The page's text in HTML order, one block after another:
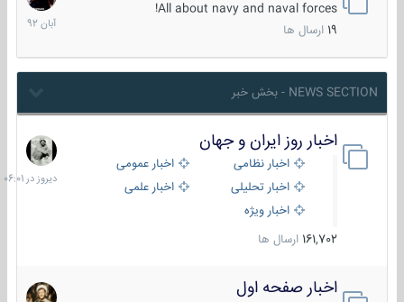
All about navy and naval forces!
ارسال ها
آبان
1392
NEWS SECTION - بخش خبر
اخبار روز ایران و جهان
اخبار نظامی
اخبار عمومی
اخبار تحلیلی
اخبار علمی
اخبار ویژه
161,702 ارسال ها
دیروز
در
06:01
اخبار صفحه اول
7